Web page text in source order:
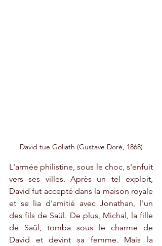
David tue Goliath (Gustave Doré, 1868)
L'armée philistine, sous le choc, s'enfuit
vers ses villes. Après un tel exploit,
David fut accepté dans la maison royale
et se lia d'amitié avec Jonathan, l'un
des fils de Saül. De plus, Michal, la fille
de Saül, tomba sous le charme de
David et devint sa femme. Mais la